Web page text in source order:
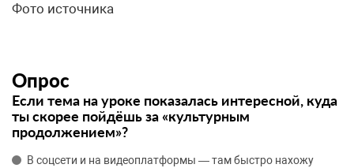
Фото источника
Опрос
Если тема на уроке показалась интересной, куда
ты скорее пойдёшь за «культурным
продолжением»?
В соцсети и на видеоплатформы — там быстро нахожу